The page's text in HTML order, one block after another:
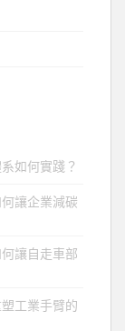
如何實踐？
讓企業減碳
讓自走車部
工業手臂的